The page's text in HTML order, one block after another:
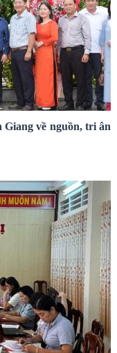
về nguồn, tri ân